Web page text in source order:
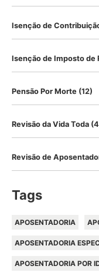
Isenção de
Isenção de Imposto de
Pensão Por Morte (12)
Revisão da Vida Toda
Revisão de
Tags
APOSENTADORIA
APOSENTADORIA
APOSENTADORIA POR